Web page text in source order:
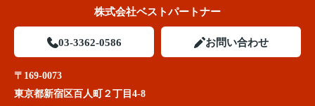
株式会社ベストパートナー
03-3362-0586 お問い合わせ
〒169-0073
東京都新宿区百人町２丁目4-8